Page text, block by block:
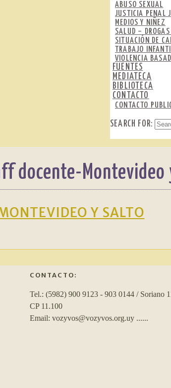
ABUSO SEXUAL
JUSTICIA PENAL
MEDIOS Y NIÑEZ
SALUD – DROGAS
SITUACIÓN DE
TRABAJO
VIOLENCIA
FUENTES
MEDIATECA
BIBLIOTECA
CONTACTO
CONTACTO
SEARCH FOR:
docente-Montevideo
Y SALTO
CONTACTO:
Tel.: (5982) 900 9123 - 903 0144 / Soriano
CP 11.100
Email: vozyvos@vozyvos.org.uy ......